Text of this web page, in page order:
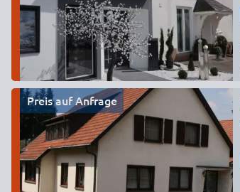
Preis auf Anfrage